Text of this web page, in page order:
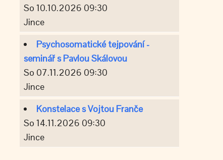
So 10.10.2026 09:30
Jince
Psychosomatické tejpování -
seminář s Pavlou Skálovou
So 07.11.2026 09:30
Jince
Konstelace s Vojtou Franče
So 14.11.2026 09:30
Jince